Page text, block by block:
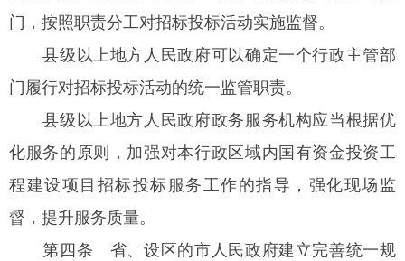
门，按照职责分工对招标投标活动实施监督。
县级以上地方人民政府可以确定一个行政主管部
门履行对招标投标活动的统一监管职责。
县级以上地方人民政府政务服务机构应当根据优
化服务的原则，加强对本行政区域内国有资金投资工
程建设项目招标投标服务工作的指导，强化现场监
督，提升服务质量。
第四条 省、设区的市人民政府建立完善统一规